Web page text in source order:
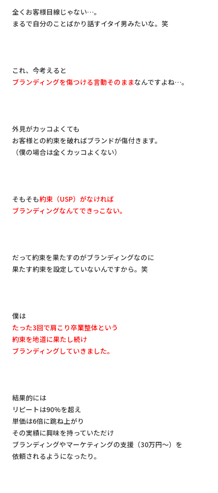
全くお客様目線じゃない…。
まるで自分のことばかり話すイタイ男みたいな。笑
これ、今考えると
ブランディングを傷つける言動そのままなんですよね…。
外見がカッコよくても
お客様との約束を破ればブランドが傷付きます。
（僕の場合は全くカッコよくない）
そもそも約束（USP）がなければ
ブランディングなんてできっこない。
だって約束を果たすのがブランディングなのに
果たす約束を設定していないんですから。笑
僕は
たった3回で肩こり卒業整体という
約束を地道に果たし続け
ブランディングしていきました。
結果的には
リピートは90%を超え
単価は6倍に跳ね上がり
その実績に興味を持っていただけ
ブランディングやマーケティングの支援（30万円〜）を
依頼されるようになったり。